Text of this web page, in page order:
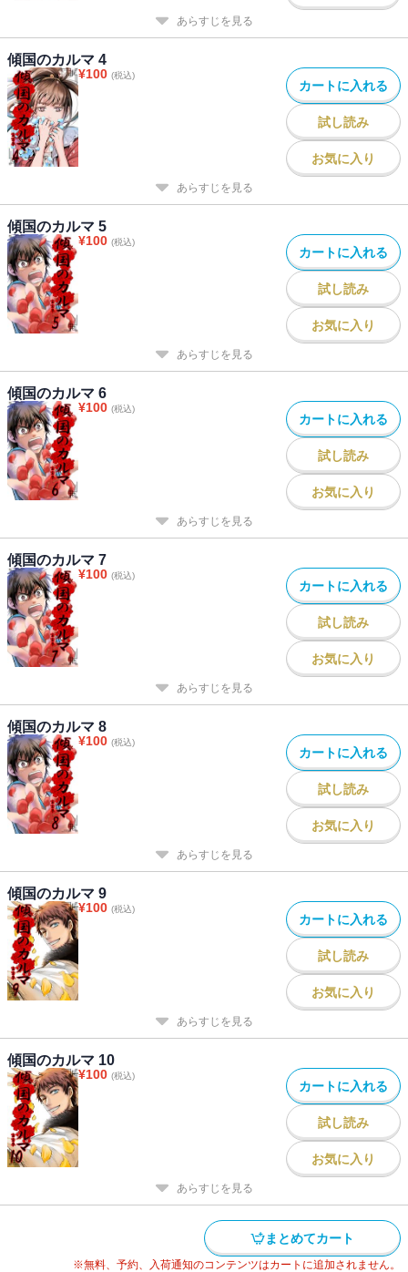
あらすじを見る
傾国のカルマ 4
¥100 (税込)
カートに入れる
試し読み
お気に入り
あらすじを見る
傾国のカルマ 5
¥100 (税込)
カートに入れる
試し読み
お気に入り
あらすじを見る
傾国のカルマ 6
¥100 (税込)
カートに入れる
試し読み
お気に入り
あらすじを見る
傾国のカルマ 7
¥100 (税込)
カートに入れる
試し読み
お気に入り
あらすじを見る
傾国のカルマ 8
¥100 (税込)
カートに入れる
試し読み
お気に入り
あらすじを見る
傾国のカルマ 9
¥100 (税込)
カートに入れる
試し読み
お気に入り
あらすじを見る
傾国のカルマ 10
¥100 (税込)
カートに入れる
試し読み
お気に入り
あらすじを見る
まとめてカート
※無料、予約、入荷通知のコンテンツはカートに追加されません。